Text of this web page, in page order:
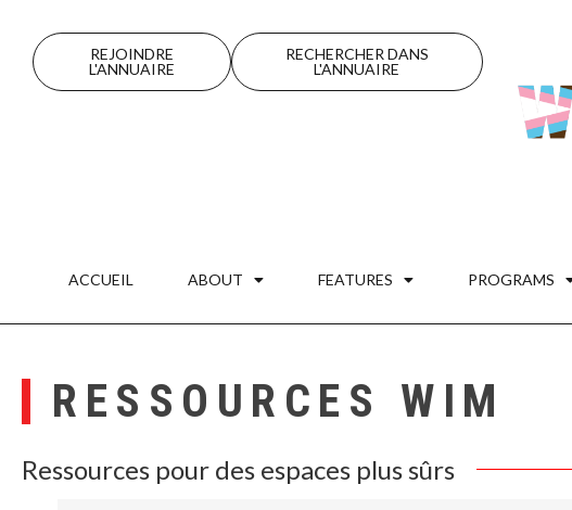
REJOINDRE
L'ANNUAIRE
RECHERCHER DANS
L'ANNUAIRE
ACCUEIL ABOUT FEATURES PROGRAMS
RESSOURCES WIM
Ressources pour des espaces plus sûrs